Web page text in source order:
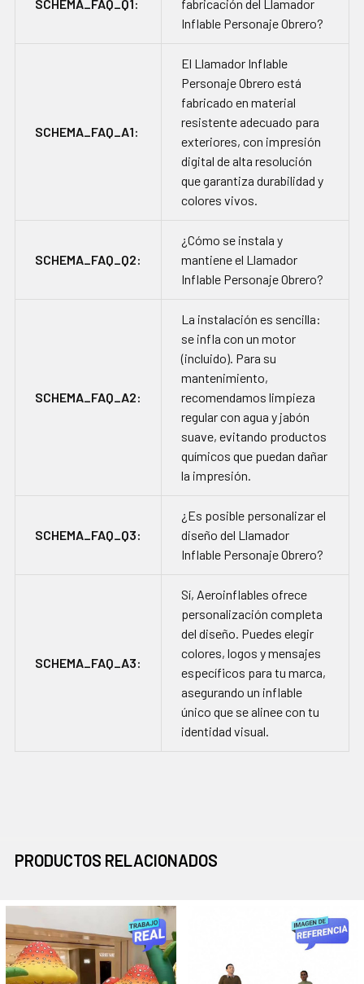
SCHEMA_FAQ_Q1:
fabricación del Llamador
Inflable Personaje Obrero?
SCHEMA_FAQ_A1:
El Llamador Inflable
Personaje Obrero está
fabricado en material
resistente adecuado para
exteriores, con impresión
digital de alta resolución
que garantiza durabilidad y
colores vivos.
SCHEMA_FAQ_Q2:
¿Cómo se instala y
mantiene el Llamador
Inflable Personaje Obrero?
SCHEMA_FAQ_A2:
La instalación es sencilla:
se infla con un motor
(incluido). Para su
mantenimiento,
recomendamos limpieza
regular con agua y jabón
suave, evitando productos
químicos que puedan dañar
la impresión.
SCHEMA_FAQ_Q3:
¿Es posible personalizar el
diseño del Llamador
Inflable Personaje Obrero?
SCHEMA_FAQ_A3:
Sí, Aeroinflables ofrece
personalización completa
del diseño. Puedes elegir
colores, logos y mensajes
específicos para tu marca,
asegurando un inflable
único que se alinee con tu
identidad visual.
PRODUCTOS RELACIONADOS
Productos
relacionados